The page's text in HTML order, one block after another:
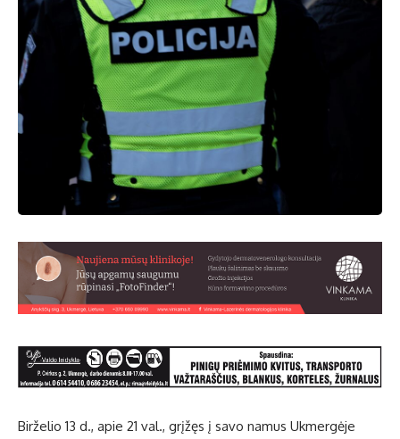
Birželio 13 d., apie 21 val., grįžęs į savo namus Ukmergėje